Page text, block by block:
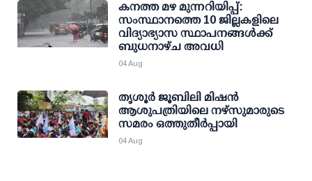
കനത്ത മഴ മുന്നറിയിപ്പ്:
സംസ്ഥാനത്തെ 10 ജില്ലകളിലെ
വിദ്യാഭ്യാസ സ്ഥാപനങ്ങള്‍ക്ക്
ബുധനാഴ്ച അവധി
04 Aug
തൃശൂര്‍ ജൂബിലി മിഷന്‍
ആശുപത്രിയിലെ നഴ്സുമാരുടെ
സമരം ഒത്തുതീര്‍പ്പായി
04 Aug